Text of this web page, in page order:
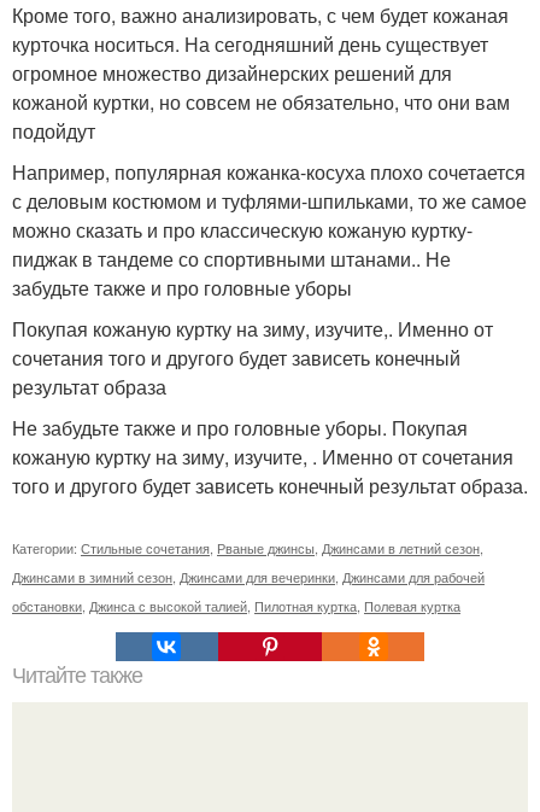
Кроме того, важно анализировать, с чем будет кожаная
курточка носиться. На сегодняшний день существует
огромное множество дизайнерских решений для
кожаной куртки, но совсем не обязательно, что они вам
подойдут
Например, популярная кожанка-косуха плохо сочетается
с деловым костюмом и туфлями-шпильками, то же самое
можно сказать и про классическую кожаную куртку-
пиджак в тандеме со спортивными штанами.. Не
забудьте также и про головные уборы
Покупая кожаную куртку на зиму, изучите,. Именно от
сочетания того и другого будет зависеть конечный
результат образа
Не забудьте также и про головные уборы. Покупая
кожаную куртку на зиму, изучите, . Именно от сочетания
того и другого будет зависеть конечный результат образа.
Категории: Стильные сочетания Рваные джинсы Джинсами в летний сезон
Джинсами в зимний сезон Джинсами для вечеринки Джинсами для рабочей
обстановки Джинса с высокой талией Пилотная куртка Полевая куртка
Читайте также